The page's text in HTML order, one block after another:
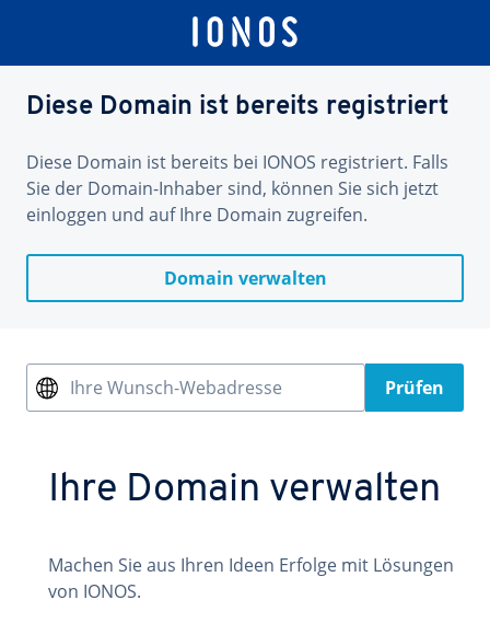
Diese Domain ist bereits registriert
Diese Domain ist bereits bei IONOS registriert. Falls
Sie der Domain-Inhaber sind, können Sie sich jetzt
einloggen und auf Ihre Domain zugreifen.
Domain verwalten
Ihre Wunsch-Webadresse Prüfen
Ihre Domain verwalten
Machen Sie aus Ihren Ideen Erfolge mit Lösungen
von IONOS.